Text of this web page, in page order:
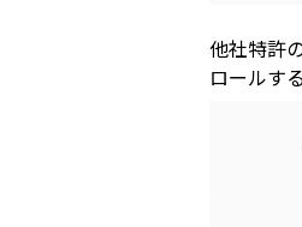
他社特許
ロールす